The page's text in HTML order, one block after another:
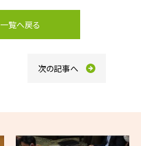
e
一覧へ戻る
次の記事へ